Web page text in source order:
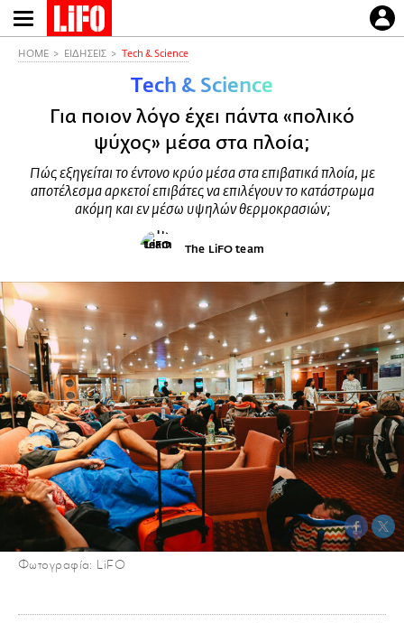
Παράκαμψη
προς
HOME ΕΙΔΗΣΕΙΣ Τech & Science
Τech & Science
Για ποιον λόγο έχει πάντα «πολικό
ψύχος» μέσα στα πλοία;
Πώς εξηγείται το έντονο κρύο μέσα στα επιβατικά πλοία, με
αποτέλεσμα αρκετοί επιβάτες να επιλέγουν το κατάστρωμα
ακόμη και εν μέσω υψηλών θερμοκρασιών;
The LiFO team
Φωτογραφία: LiFO